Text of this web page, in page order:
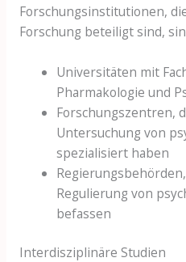
Forschungsinstitutionen,
Forschung beteiligt sind,
Universitäten mit
Pharmakologie und
Forschungszentren,
Untersuchung von
spezialisiert haben
Regulierung von
befassen
Interdisziplinäre Studien